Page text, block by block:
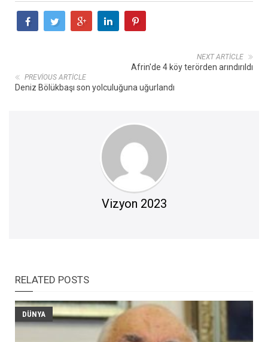
NEXT ARTICLE
Afrin'de 4 köy terörden arındırıldı
PREVIOUS ARTICLE
Deniz Bölükbaşı son yolculuğuna uğurlandı
Vizyon 2023
RELATED POSTS
DÜNYA